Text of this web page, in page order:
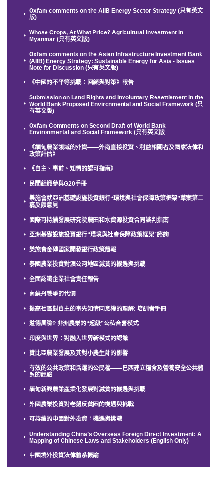
Oxfam comments on the AIIB Energy Sector Strategy (只有英文
版)
Whose Crops, At What Price? Agricultural investment in
Myanmar (只有英文版)
Oxfam comments on the Asian Infrastructure Investment Bank
(AIIB) Energy Strategy: Sustainable Energy for Asia - Issues
Note for Discussion (只有英文版)
《中國的不平等挑戰：回顧與對策》報告
Submission on Land Rights and Involuntary Resettlement in the
World Bank Proposed Environmental and Social Framework (只
有英文版)
Oxfam Comments on Second Draft of World Bank
Environmental and Social Framework (只有英文版
《緬甸農業領域的外資——外商直接投資、利益相關者及國家法律和
政策評估》
《自主、事前、知情的認可指南》
民間組織參與G20手冊
樂施會就亞洲基礎設施投資銀行“環境與社會保障政策框架”草案第二
稿反饋意見
國際可持續發展研究院農田和水資源投資合同談判指南
亞洲基礎設施投資銀行“環境與社會保障政策框架”諮詢
樂施會金磚國家開發銀行政策簡報
泰國農業投資對湄公河地區減貧的機遇與挑戰
全面認識企業社會責任報告
南蘇丹戰爭的代價
提高社區對自主的事先知情同意權的理解: 培訓者手冊
道德風險? 非洲農業的“超級”公私合營模式
印度與世界：對融入世界新模式的認識
贊比亞農業發展及其對小農生計的影響
有效的公共政策和活躍的公民權——巴西建立糧食及營養安全公共體
系的經驗
緬甸新興農業產業化發展對減貧的機遇與挑戰
外國農業投資對老撾反貧困的機遇與挑戰
可持續的中國對外投資：機遇與挑戰
Understanding China’s Overseas Foreign Direct Investment: A
Mapping of Chinese Laws and Stakeholders (English Only)
中國境外投資法律體系概論